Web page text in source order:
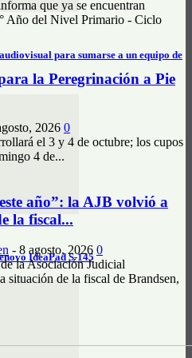
para sumarse a un equipo de
IdeaPad S-145
que ya se encuentran
Año del Nivel Primario - Ciclo
la Peregrinación a Pie
2026 0
el 3 y 4 de octubre; los cupos
4 de...
año”: la AJB volvió a
la fiscal...
- 8 agosto, 2026 0
la Asociación Judicial
situación de la fiscal de Brandsen,